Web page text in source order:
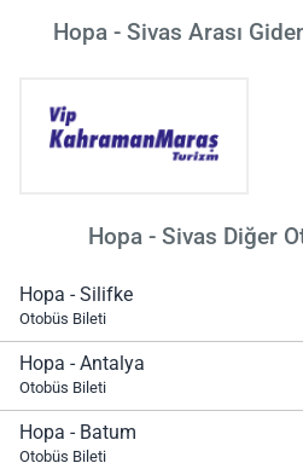
Hopa - Sivas Arası
Hopa - Sivas Diğer
Hopa - Silifke
Otobüs Bileti
Hopa - Antalya
Otobüs Bileti
Hopa - Batum
Otobüs Bileti